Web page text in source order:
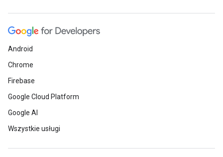
Android
Chrome
Firebase
Google Cloud Platform
Google AI
Wszystkie usługi